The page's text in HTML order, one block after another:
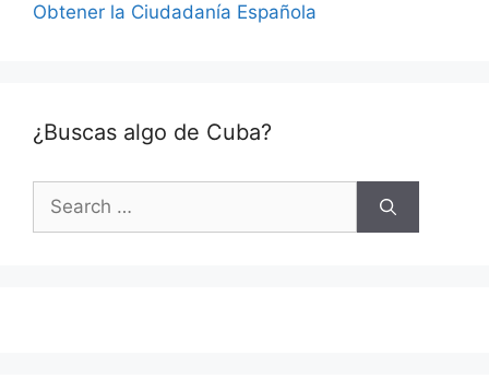
Obtener la Ciudadanía Española
¿Buscas algo de Cuba?
Search
for: